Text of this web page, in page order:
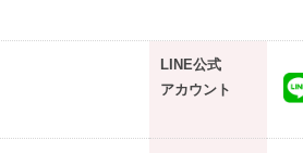
LINE公式
アカウント